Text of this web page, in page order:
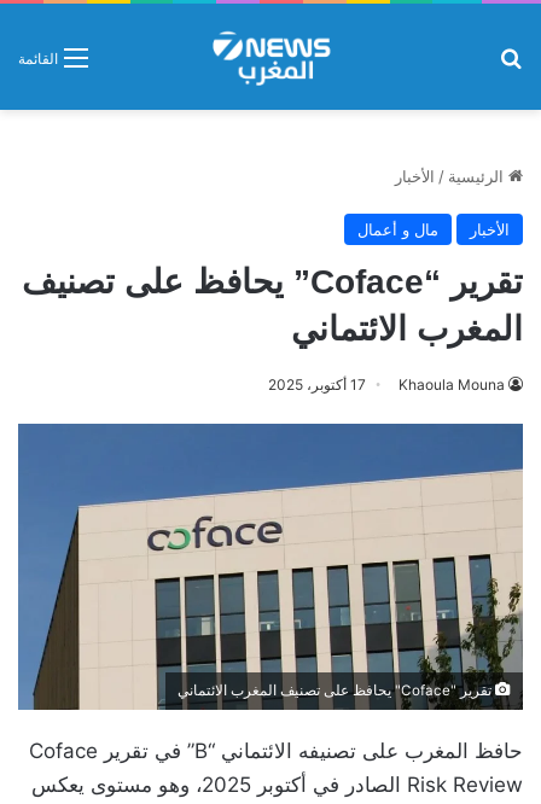
القائمة
الرئيسية / الأخبار
الأخبار مال و أعمال
تقرير “Coface” يحافظ على تصنيف
المغرب الائتماني
Khaoula Mouna 17 أكتوبر، 2025
تقرير "Coface" يحافظ على تصنيف المغرب الائتماني
حافظ المغرب على تصنيفه الائتماني “B” في تقرير Coface
Risk Review الصادر في أكتوبر 2025، وهو مستوى يعكس